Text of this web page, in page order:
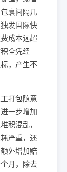
裹间隔几
发国际快
成本远超
全凭经
，产生不
打包随意
一步增加
积混乱，
严重，还
外增加赔
月，除去